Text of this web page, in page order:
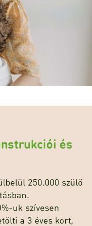
és
250.000 szülő
uk szívesen
a 3 éves kort,